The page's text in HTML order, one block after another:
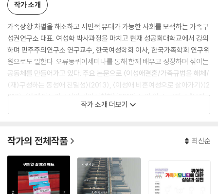
작가 소개
가족상황 차별을 해소하고 시민적 유대가 가능한 사회를 모색하는 가족구
성권연구소 대표. 여성학 박사과정을 마치고 현재 성공회대학교에서 강의
하며 민주주의연구소 연구교수, 한국여성학회 이사, 한국가족학회 연구위
원으로도 일한다. 오류동퀴어세미나를 통해 함께 배우고 성장하며 섞이는
공동체를 만들어가고 있다. 주요 논문으로 〈이성애결혼/가족규범을 해체/
(재)구성하는 동성애 친밀성〉(2013), 〈이성애 비혼여성으로 살아가기〉(2
016), 〈세계 만들기로서의 퀴어정치학〉(2018) 등이 있고, 공저로 《무지
개는 더 많은 빛깔을 원한다》(창비, 2019), 《시설사회》(와온, 2020), 《다
작가 소개 더보기
작가의 전체작품 최신순